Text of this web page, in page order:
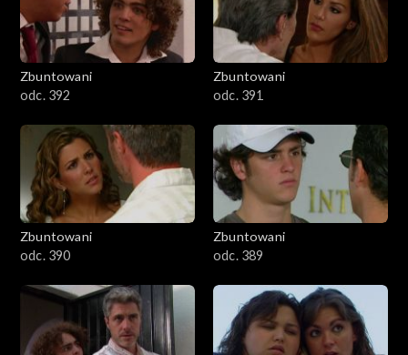
Zbuntowani
odc. 392
Zbuntowani
odc. 391
Zbuntowani
odc. 390
Zbuntowani
odc. 389